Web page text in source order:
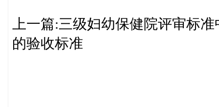
上一篇:三级妇幼保健院评审标
的验收标准